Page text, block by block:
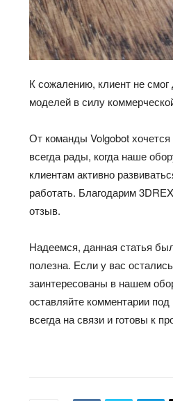
К сожалению, клиент не смог
моделей в силу
От команды Volgobot
всегда рады, когда наше
клиентам активно
работать. Благодарим
отзыв.
Надеемся, данная статья
полезна. Если у вас
заинтересованы в нашем
оставляйте комментарии
всегда на связи и готовы к